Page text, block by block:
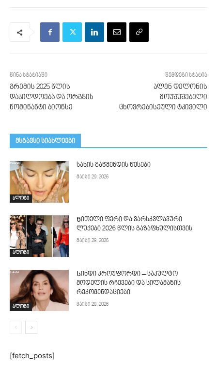
წინა სტატიაში
გრემის 2025 წლის
დაჯილდოება და ორგზის
ნომინანტი ბიონსე
შემდეგი სტატია
ალენ დელონის
მოუშუშებელი
ცხოვრებისეული ტკივილი
მსგავსი სიახლეები
ბლოგი
სახის გაწმენდის წესები
მაისი 29, 2026
ბლოგი
Წითელი ფერი და ვარსკვლავური
ლუქები 2026 წლის გაზაფხულისთვის
მაისი 28, 2026
ბლოგი
Სინდი კროუფორდი – საკულტო
მოდელის რჩევები და სილამაზის
რეკომენდაციები
მაისი 28, 2026
[fetch_posts]